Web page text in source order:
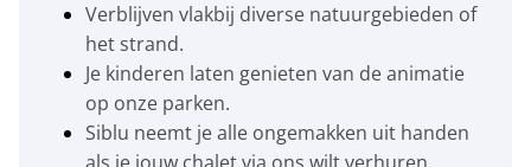
Verblijven vlakbij diverse natuurgebieden of
het strand.
Je kinderen laten genieten van de animatie
op onze parken.
Siblu neemt je alle ongemakken uit handen